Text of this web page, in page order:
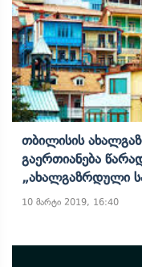
Თბილისის
Გაერთიანება
„ახალგაზრდული
10 მარტი 2019, 16:40